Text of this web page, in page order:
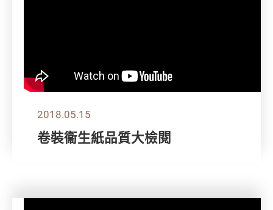
2018.05.15
卷裝衞生紙品質大檢閱